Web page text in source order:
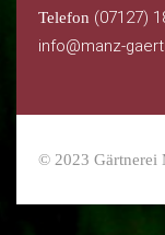
Telefon (07127)
info@manz-
© 2023 Gärtnerei